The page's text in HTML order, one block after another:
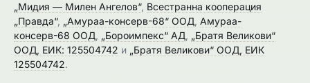
„Мидия — Милен Ангелов“, Всестранна кооперация
„Правда“, „Амураа-консерв-68“ ООД Амураа-
консерв-68 ООД „Бороимпекс“ АД „Братя Великови“
ООД, ЕИК: 125504742 и „Братя Великови“ ООД, ЕИК
125504742.